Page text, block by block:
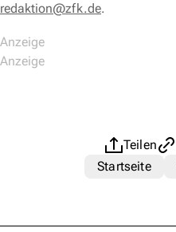
redaktion@zfk.de.
Teilen
Startseite